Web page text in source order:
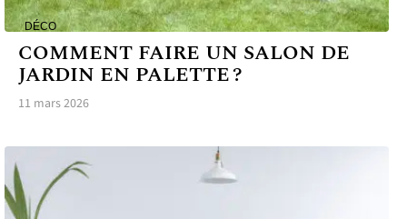
DÉCO
COMMENT FAIRE UN SALON DE
JARDIN EN PALETTE ?
11 mars 2026